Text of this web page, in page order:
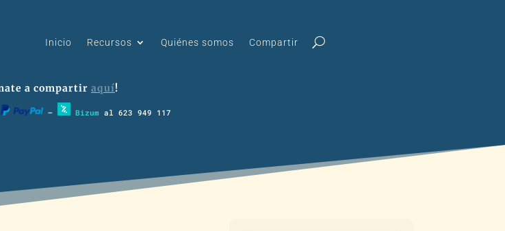
Inicio Recursos Quiénes somos Compartir
a compartir aquí!
– Bizum al 623 949 117